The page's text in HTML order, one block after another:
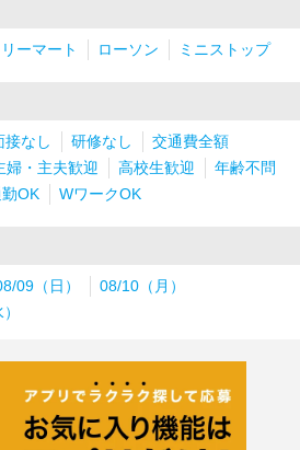
ーマート ローソン ミニストップ
接なし 研修なし
交通費全額
婦・主夫歓迎 高校生歓迎
年齢不問
OK WワークOK
09（日）
08/10（月）